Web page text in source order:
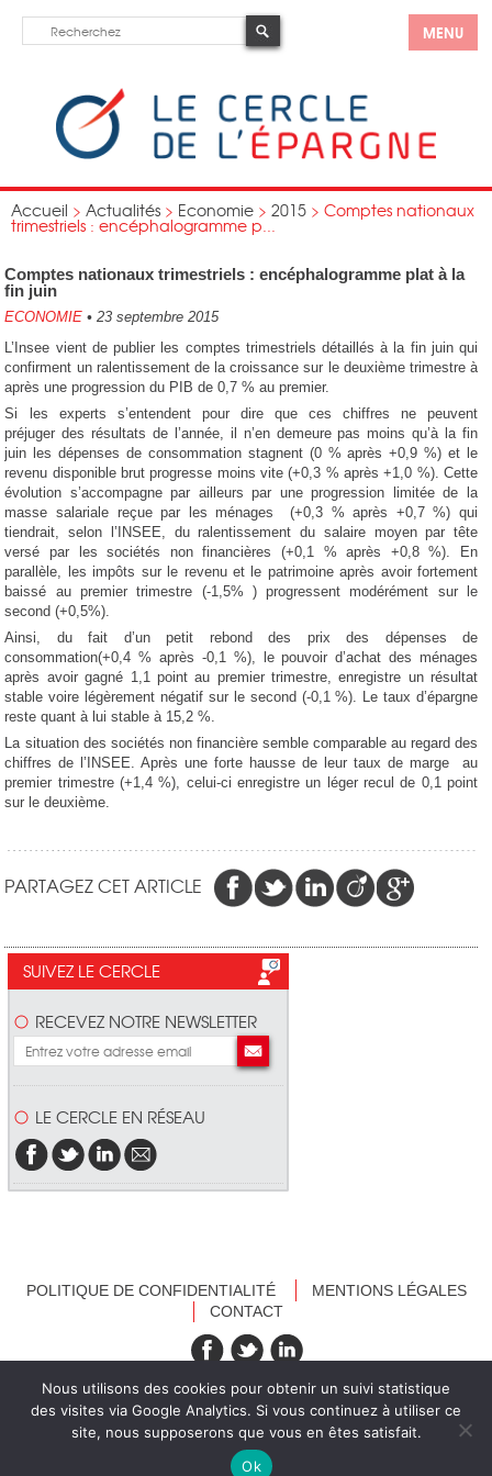
MENU
Accueil > Actualités > Economie > 2015 > Comptes nationaux
trimestriels : encéphalogramme p...
Comptes nationaux trimestriels : encéphalogramme plat à la
fin juin
ECONOMIE • 23 septembre 2015
L’Insee vient de publier les comptes trimestriels détaillés à la fin juin qui
confirment un ralentissement de la croissance sur le deuxième trimestre à
après une progression du PIB de 0,7 % au premier.
Si les experts s’entendent pour dire que ces chiffres ne peuvent
préjuger des résultats de l’année, il n’en demeure pas moins qu’à la fin
juin les dépenses de consommation stagnent (0 % après +0,9 %) et le
revenu disponible brut progresse moins vite (+0,3 % après +1,0 %). Cette
évolution s’accompagne par ailleurs par une progression limitée de la
masse salariale reçue par les ménages (+0,3 % après +0,7 %) qui
tiendrait, selon l’INSEE, du ralentissement du salaire moyen par tête
versé par les sociétés non financières (+0,1 % après +0,8 %). En
parallèle, les impôts sur le revenu et le patrimoine après avoir fortement
baissé au premier trimestre (-1,5% ) progressent modérément sur le
second (+0,5%).
Ainsi, du fait d’un petit rebond des prix des dépenses de
consommation(+0,4 % après -0,1 %), le pouvoir d’achat des ménages
après avoir gagné 1,1 point au premier trimestre, enregistre un résultat
stable voire légèrement négatif sur le second (-0,1 %). Le taux d’épargne
reste quant à lui stable à 15,2 %.
La situation des sociétés non financière semble comparable au regard des
chiffres de l’INSEE. Après une forte hausse de leur taux de marge au
premier trimestre (+1,4 %), celui-ci enregistre un léger recul de 0,1 point
sur le deuxième.
PARTAGEZ CET ARTICLE
SUIVEZ LE CERCLE
RECEVEZ NOTRE NEWSLETTER
LE CERCLE EN RÉSEAU
POLITIQUE DE CONFIDENTIALITÉ
MENTIONS LÉGALES
CONTACT
recevez nos newsletters
Nous utilisons des cookies pour obtenir un suivi statistique
des visites via Google Analytics. Si vous continuez à utiliser ce
site, nous supposerons que vous en êtes satisfait.
Ok